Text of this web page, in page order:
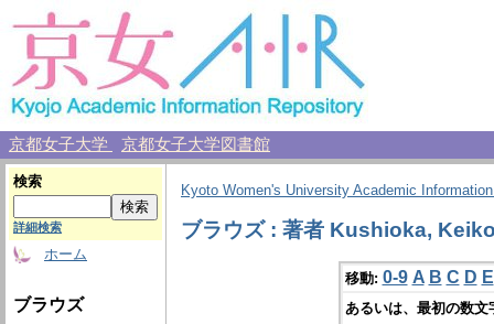
京都女子大学 京都女子大学図書館
検索
詳細検索
ホーム
ブラウズ
Kyoto Women's University Academic
ブラウズ : 著者 Kushioka,
移動: 0-9 A B C D E
あるいは、最初の数